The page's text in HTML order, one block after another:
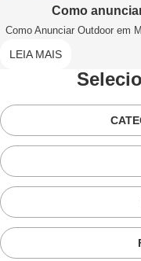
Como
Como Anunciar Outdoor em
LEIA MAIS